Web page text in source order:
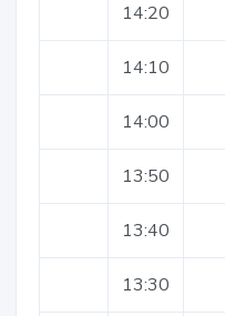
14:20
14:10
14:00
13:50
13:40
13:30